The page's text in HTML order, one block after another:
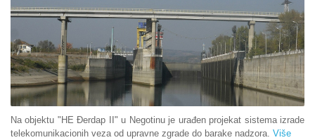
Na objektu "HE Đerdap II" u Negotinu je urađen projekat sistema izrade
telekomunikacionih veza od upravne zgrade do barake nadzora. Više